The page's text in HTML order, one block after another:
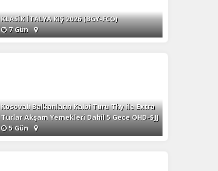
KLASİK İTALYA KIŞ 2026 (BGY-FCO)
7 Gün
Kosovalı Balkanların Kalbi Turu Thy ile Extra
Turlar Akşam Yemekleri Dahil 5 Gece OHD-SJJ
5 Gün